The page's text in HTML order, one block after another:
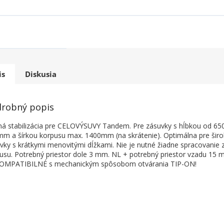
Diskusia
popis
stabilizácia pre CELOVÝSUVY Tandem. Pre zásuvky s hĺbkou od
a šírkou korpusu max. 1400mm (na skrátenie). Optimálna pre
s krátkymi menovitými dĺžkami. Nie je nutné žiadne spracovanie
Potrebný priestor dole 3 mm. NL + potrebný priestor vzadu 15
s mechanickým spôsobom otvárania TIP-ON!